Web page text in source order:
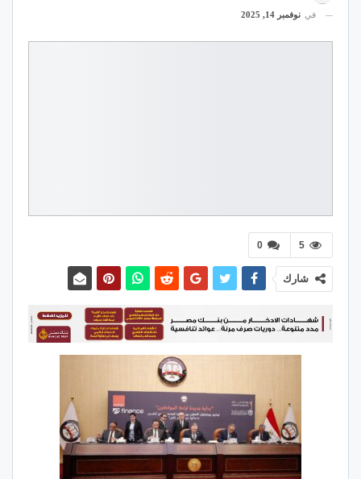
في نوفمبر 14, 2025
0 5
شارك